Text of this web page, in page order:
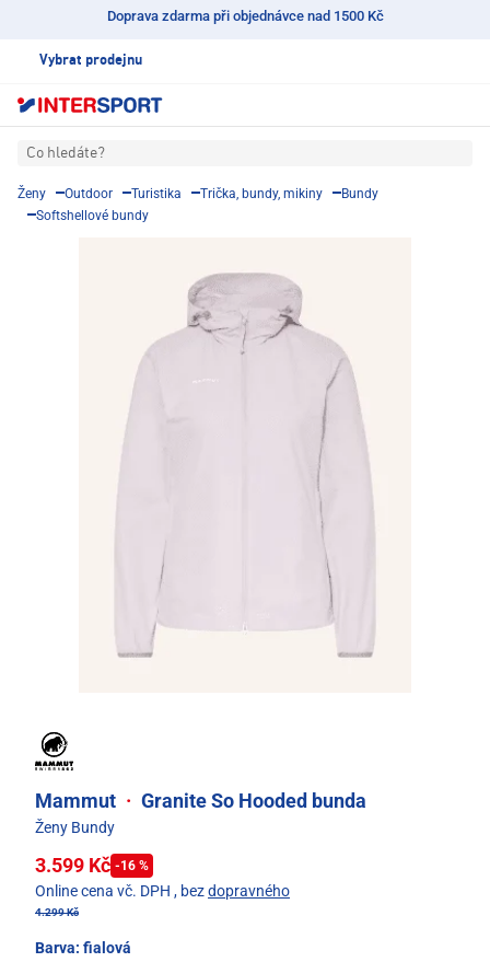
Doprava zdarma při objednávce nad 1500 Kč
Vybrat prodejnu
Co hledáte?
Ženy Outdoor Turistika Trička, bundy, mikiny
Bundy
Softshellové bundy
Mammut · Granite So Hooded bunda
Ženy Bundy
3.599 Kč -16 %
Online cena vč. DPH , bezdopravného
4.299 Kč
Barva: fialová